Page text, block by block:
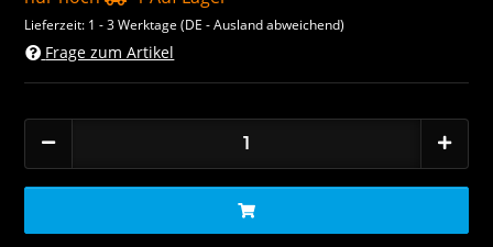
Lieferzeit: 1 - 3 Werktage(DE - Ausland abweichend)
Frage zum Artikel